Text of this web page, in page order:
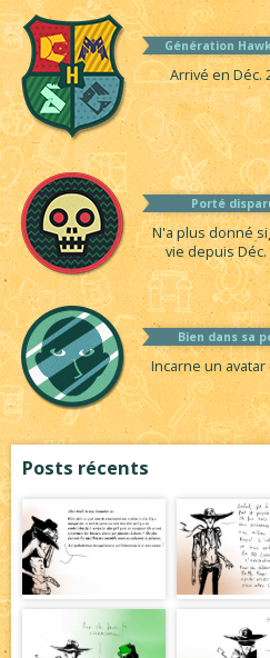
Génération
Arrivé en Déc.
Porté
N'a plus donné
vie depuis Déc.
Bien dans sa
Incarne un
Posts récents